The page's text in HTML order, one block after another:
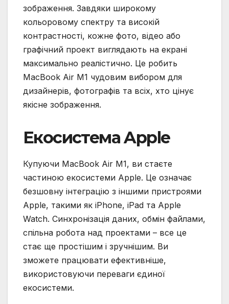
зображення. Завдяки широкому
кольоровому спектру та високій
контрастності, кожне фото, відео або
графічний проект виглядають на екрані
максимально реалістично. Це робить
MacBook Air M1 чудовим вибором для
дизайнерів, фотографів та всіх, хто цінує
якісне зображення.
Екосистема Apple
Купуючи MacBook Air M1, ви стаєте
частиною екосистеми Apple. Це означає
безшовну інтеграцію з іншими пристроями
Apple, такими як iPhone, iPad та Apple
Watch. Синхронізація даних, обмін файлами,
спільна робота над проектами – все це
стає ще простішим і зручнішим. Ви
зможете працювати ефективніше,
використовуючи переваги єдиної
екосистеми.